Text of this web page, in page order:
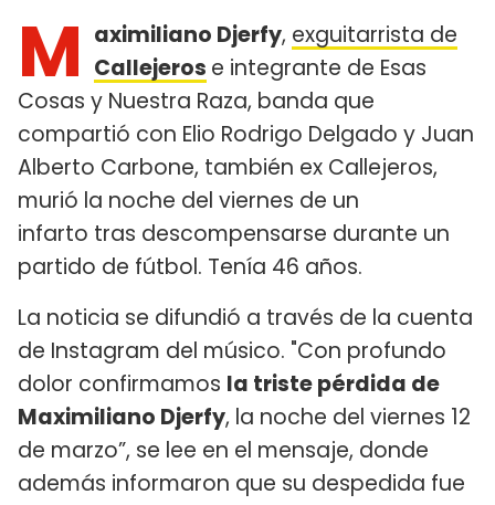
M aximiliano Djerfy, exguitarrista de
Callejeros e integrante de Esas
Cosas y Nuestra Raza, banda que
compartió con Elio Rodrigo Delgado y Juan
Alberto Carbone, también ex Callejeros,
murió la noche del viernes de un
infarto tras descompensarse durante un
partido de fútbol. Tenía 46 años.
La noticia se difundió a través de la cuenta
de Instagram del músico. "Con profundo
dolor confirmamos la triste pérdida de
Maximiliano Djerfy, la noche del viernes 12
de marzo”, se lee en el mensaje, donde
además informaron que su despedida fue